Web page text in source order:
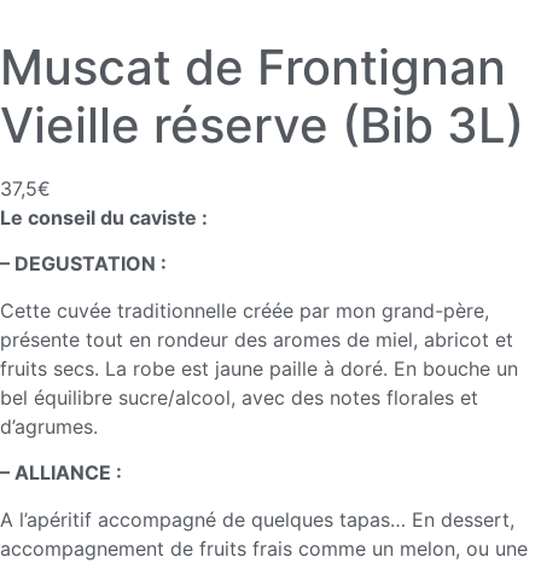
Muscat de Frontignan
Vieille réserve (Bib 3L)
37,5€
Le conseil du caviste :
– DEGUSTATION :
Cette cuvée traditionnelle créée par mon grand-père,
présente tout en rondeur des aromes de miel, abricot et
fruits secs. La robe est jaune paille à doré. En bouche un
bel équilibre sucre/alcool, avec des notes florales et
d’agrumes.
– ALLIANCE :
A l’apéritif accompagné de quelques tapas… En dessert,
accompagnement de fruits frais comme un melon, ou une